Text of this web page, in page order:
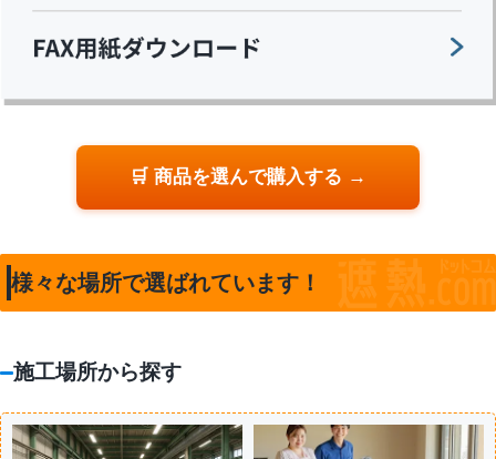
🛒 商品を選んで購入する →
様々な場所で選ばれています！
施工場所から探す